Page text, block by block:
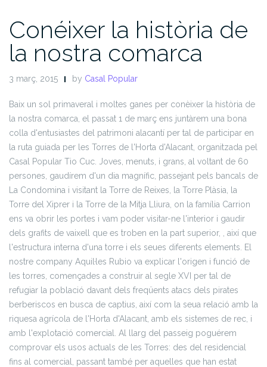
Conéixer la història de
la nostra comarca
3 març, 2015 by Casal Popular
Baix un sol primaveral i moltes ganes per conèixer la història de
la nostra comarca, el passat 1 de març ens juntàrem una bona
colla d'entusiastes del patrimoni alacantí per tal de participar en
la ruta guiada per les Torres de l'Horta d'Alacant, organitzada pel
Casal Popular Tio Cuc. Joves, menuts, i grans, al voltant de 60
persones, gaudírem d'un dia magnífic, passejant pels bancals de
La Condomina i visitant la Torre de Reixes, la Torre Plàsia, la
Torre del Xiprer i la Torre de la Mitja Lliura, on la família Carrion
ens va obrir les portes i vam poder visitar-ne l'interior i gaudir
dels grafits de vaixell que es troben en la part superior, , així que
l'estructura interna d'una torre i els seues diferents elements. El
nostre company Aquil·les Rubio va explicar l'origen i funció de
les torres, començades a construir al segle XVI per tal de
refugiar la població davant dels freqüents atacs dels pirates
berberiscos en busca de captius, així com la seua relació amb la
riquesa agrícola de l'Horta d'Alacant, amb els sistemes de rec, i
amb l'explotació comercial. Al llarg del passeig poguérem
comprovar els usos actuals de les Torres: des del residencial
fins al comercial, passant també per aquelles que han estat